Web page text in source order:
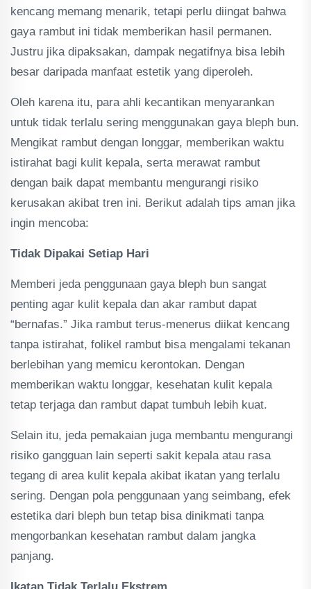
kencang memang menarik, tetapi perlu diingat bahwa
gaya rambut ini tidak memberikan hasil permanen.
Justru jika dipaksakan, dampak negatifnya bisa lebih
besar daripada manfaat estetik yang diperoleh.
Oleh karena itu, para ahli kecantikan menyarankan
untuk tidak terlalu sering menggunakan gaya bleph bun.
Mengikat rambut dengan longgar, memberikan waktu
istirahat bagi kulit kepala, serta merawat rambut
dengan baik dapat membantu mengurangi risiko
kerusakan akibat tren ini. Berikut adalah tips aman jika
ingin mencoba:
Tidak Dipakai Setiap Hari
Memberi jeda penggunaan gaya bleph bun sangat
penting agar kulit kepala dan akar rambut dapat
“bernafas.” Jika rambut terus-menerus diikat kencang
tanpa istirahat, folikel rambut bisa mengalami tekanan
berlebihan yang memicu kerontokan. Dengan
memberikan waktu longgar, kesehatan kulit kepala
tetap terjaga dan rambut dapat tumbuh lebih kuat.
Selain itu, jeda pemakaian juga membantu mengurangi
risiko gangguan lain seperti sakit kepala atau rasa
tegang di area kulit kepala akibat ikatan yang terlalu
sering. Dengan pola penggunaan yang seimbang, efek
estetika dari bleph bun tetap bisa dinikmati tanpa
mengorbankan kesehatan rambut dalam jangka
panjang.